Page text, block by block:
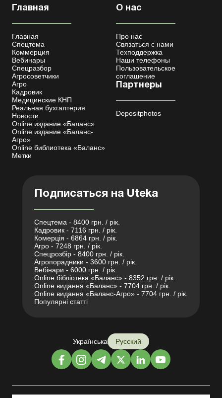
Главная
Главная
Спецтема
Коммерция
Вебинары
Спецразбор
Агросоветчики
Агро
Кадровик
Медицинские КНП
Реальная бухгалтерия
Новости
Online издание «Баланс»
Online издание «Баланс-
Агро»
Online библиотека «Баланс»
Метки
О нас
Про нас
Связаться с нами
Техподдержка
Наши телефоны
Пользовательское
соглашение
Партнеры
Depositphotos
Подписаться на Uteka
Спецтема - 8400 грн. / рік.
Кадровик - 7116 грн. / рік.
Комерція - 6864 грн. / рік.
Агро - 7248 грн. / рік.
Спецрозбір - 8400 грн. / рік.
Агропорадники - 3600 грн. / рік.
Вебінари - 6000 грн. / рік.
Online бібліотека «Баланс» - 8352 грн. / рік.
Online видання «Баланс» - 7704 грн. / рік.
Online видання «Баланс-Агро» - 7704 грн. / рік.
Популярні статті
Українська Русский